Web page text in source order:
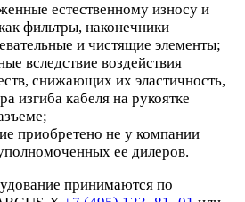
естественному износу и
фильтры, наконечники
и чистящие элементы;
вследствие воздействия
снижающих их эластичность,
изгиба кабеля на рукоятке
приобретено не у компании
ее дилеров.
принимаются по